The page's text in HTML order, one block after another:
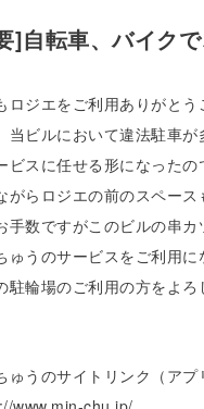
]自転車、バイク
ロジエをご利用ありがとう
当ビルにおいて違法駐車
ビスに任せる形になったの
がらロジエの前のスペース
手数ですがこのビルの串
ゅうのサービスをご利用
駐輪場のご利用の方をよろ
ゅうのサイトリンク（ アプ